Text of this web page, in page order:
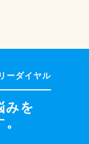
みを